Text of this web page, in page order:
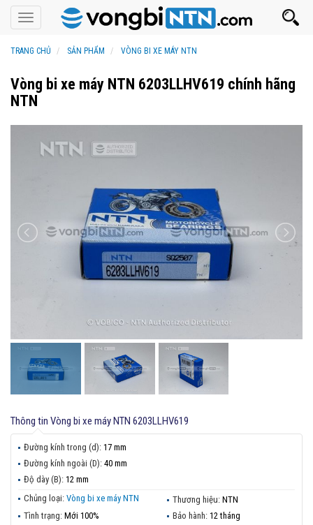
Toggle
navigation
TRANG CHỦ SẢN PHẨM VÒNG BI XE MÁY NTN
Vòng bi xe máy NTN 6203LLHV619 chính hãng
NTN
Thông tin Vòng bi xe máy NTN 6203LLHV619
Đường kính trong (d): 17 mm
Đường kính ngoài (D): 40 mm
Độ dày (B): 12 mm
Chủng loại: Vòng bi xe máy NTN Thương hiệu: NTN
Tình trạng: Mới 100% Bảo hành: 12 tháng